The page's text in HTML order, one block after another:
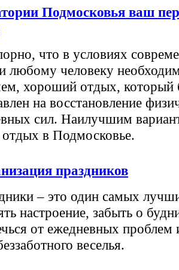
Подмосковья ваш
что в условиях
любому человеку
хороший отдых, который
на восстановление
сил. Наилучшим
отдых в Подмосковье.
праздников
– это один самых
настроение, забыть о
от ежедневных проблем
веселья.